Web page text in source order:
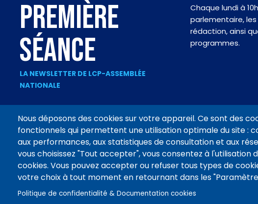
Nous déposons des cookies sur votre appareil. Ce sont des
fonctionnels qui permettent une utilisation optimale du site :
aux performances, aux statistiques de consultation et aux
vous choisissez "Tout accepter", vous consentez à l'utilisation
cookies. Vous pouvez accepter ou refuser tous types de
votre choix à tout moment en retournant dans les
Politique de confidentialité & Documentation cookies
PREMIÈRE
SÉANCE
LA NEWSLETTER DE LCP-ASSEMBLÉE
NATIONALE
Chaque lundi à
parlementaire,
rédaction, ainsi
programmes.
Footer
menu
CONTACT MENTIONS LÉGALES DONNÉES PERSONNELLES